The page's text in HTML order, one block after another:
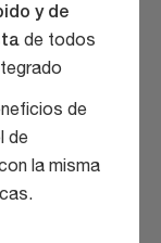
y de
de todos
de
de
la misma